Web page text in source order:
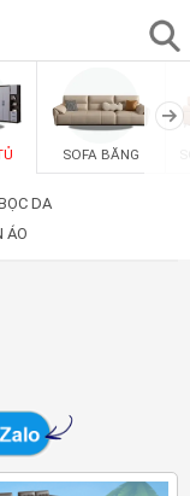
SOFA BĂNG
DA
ÁO